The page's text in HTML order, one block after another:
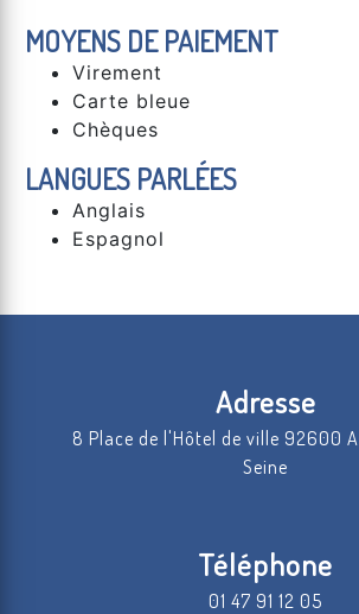
MOYENS DE PAIEMENT
Virement
Carte bleue
Chèques
LANGUES PARLÉES
Anglais
Espagnol
Adresse
8 Place de l'Hôtel de ville 92600
Seine
Téléphone
01 47 91 12 05